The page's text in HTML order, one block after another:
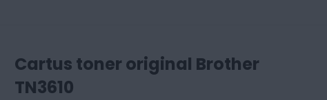
Cartus toner original Brother
TN3610